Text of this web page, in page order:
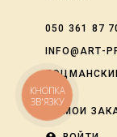
050 361 87
INFO@ART-
МОИ
КНОПКА
ЗВ'ЯЗКУ